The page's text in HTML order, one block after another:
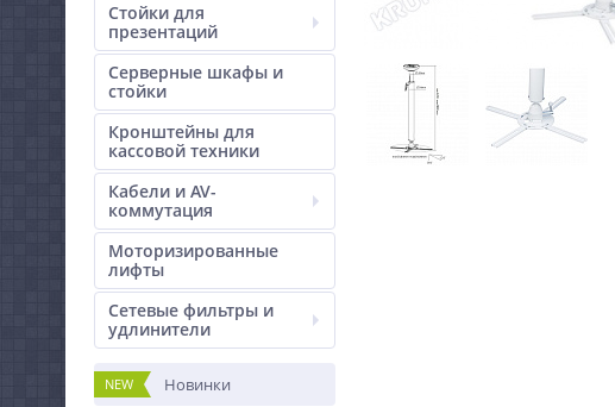
Стойки для
презентаций
Серверные шкафы и
стойки
Кронштейны для
кассовой техники
Кабели и AV-
коммутация
Моторизированные
лифты
Сетевые фильтры и
удлинители
NEW Новинки